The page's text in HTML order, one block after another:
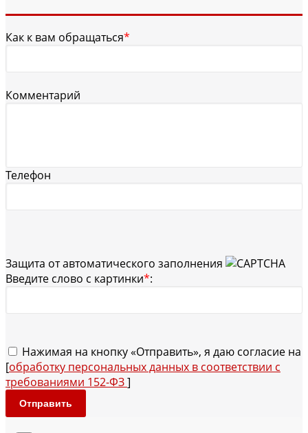
Как к вам обращаться*
Комментарий
Телефон
Защита от автоматического заполнения
Введите слово с картинки*:
Нажимая на кнопку «Отправить», я даю согласие на
[обработку персональных данных в соответствии с
требованиями 152-ФЗ]
Отправить